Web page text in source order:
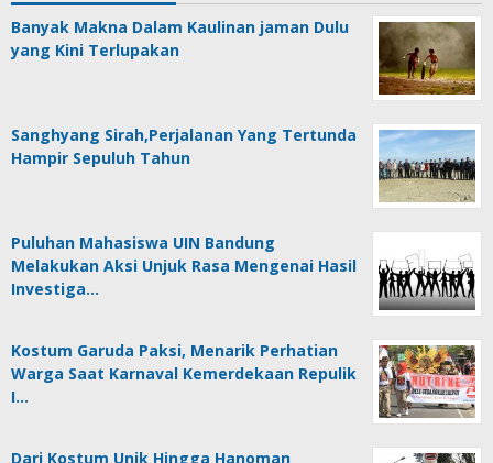
Banyak Makna Dalam Kaulinan jaman Dulu
yang Kini Terlupakan
Sanghyang Sirah,Perjalanan Yang Tertunda
Hampir Sepuluh Tahun
Puluhan Mahasiswa UIN Bandung
Melakukan Aksi Unjuk Rasa Mengenai Hasil
Investiga…
Kostum Garuda Paksi, Menarik Perhatian
Warga Saat Karnaval Kemerdekaan Repulik
I…
Dari Kostum Unik Hingga Hanoman